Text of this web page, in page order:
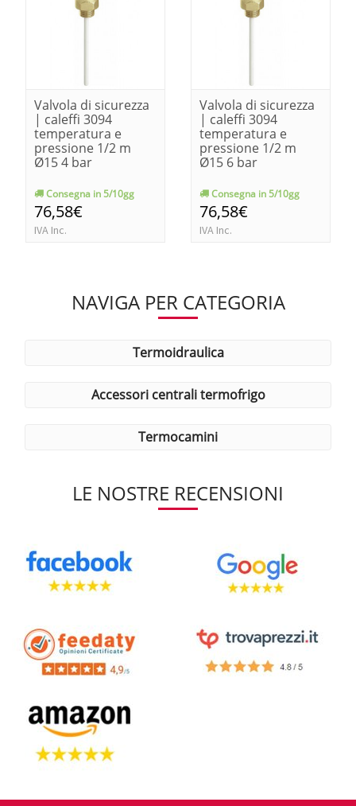
Valvola di sicurezza
| caleffi 3094
temperatura e
pressione 1/2 m
Ø15 4 bar
Consegna in 5/10gg
76,58€
IVA Inc.
Valvola di sicurezza
| caleffi 3094
temperatura e
pressione 1/2 m
Ø15 6 bar
Consegna in 5/10gg
76,58€
IVA Inc.
NAVIGA PER CATEGORIA
termoidraulica
accessori centrali termofrigo
termocamini
LE NOSTRE RECENSIONI